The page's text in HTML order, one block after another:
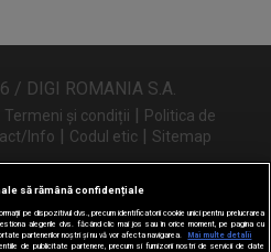
/ DIGI ROMANIA S.A.
Termeni și condiții | Politica de
Info | Codul etic | Sitemap
ne și pe
să rămână confidențiale
pe dispozitivul dvs., precum identificatorii cookie unici pentru prelucrarea
alegerile dvs. făcând clic mai jos sau în orice moment, pe pagina cu
partenerilor noștri și nu vă vor afecta navigarea.
Mai multe detalii
de publicitate partenere, precum si furnizorii nostri de servicii de date